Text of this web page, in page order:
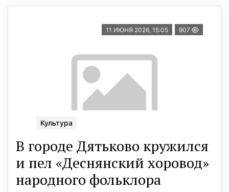
11 ИЮНЯ 2026, 15:05 907
Культура
В городе Дятьково кружился
и пел «Деснянский хоровод»
народного фольклора